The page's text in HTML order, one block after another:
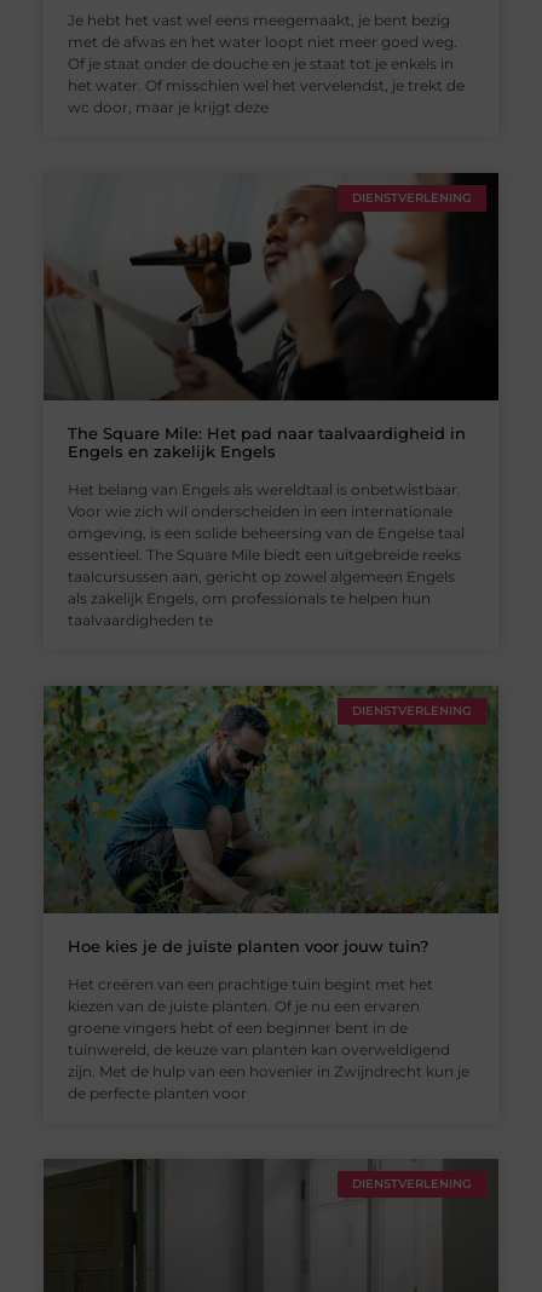
Je hebt het vast wel eens meegemaakt, je bent bezig
met de afwas en het water loopt niet meer goed weg.
Of je staat onder de douche en je staat tot je enkels in
het water. Of misschien wel het vervelendst, je trekt de
wc door, maar je krijgt deze
DIENSTVERLENING
The Square Mile: Het pad naar taalvaardigheid in
Engels en zakelijk Engels
Het belang van Engels als wereldtaal is onbetwistbaar.
Voor wie zich wil onderscheiden in een internationale
omgeving, is een solide beheersing van de Engelse taal
essentieel. The Square Mile biedt een uitgebreide reeks
taalcursussen aan, gericht op zowel algemeen Engels
als zakelijk Engels, om professionals te helpen hun
taalvaardigheden te
DIENSTVERLENING
Hoe kies je de juiste planten voor jouw tuin?
Het creëren van een prachtige tuin begint met het
kiezen van de juiste planten. Of je nu een ervaren
groene vingers hebt of een beginner bent in de
tuinwereld, de keuze van planten kan overweldigend
zijn. Met de hulp van een hovenier in Zwijndrecht kun je
de perfecte planten voor
DIENSTVERLENING